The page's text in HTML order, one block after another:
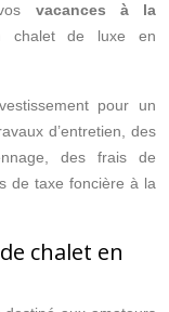
vacances à la
chalet de luxe en
pour un
d’entretien, des
des frais de
de taxe foncière à la
chalet en